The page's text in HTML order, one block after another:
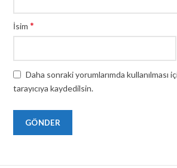
İsim *
Daha sonraki yorumlarımda
tarayıcıya kaydedilsin.